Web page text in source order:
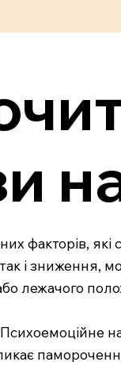
факторів,
і зниження,
лежачого